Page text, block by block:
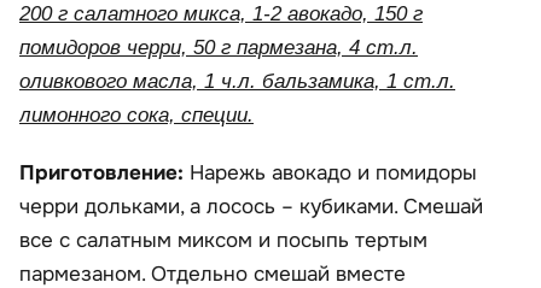
200 г салатного микса, 1-2 авокадо, 150 г
помидоров черри, 50 г пармезана, 4 ст.л.
оливкового масла, 1 ч.л. бальзамика, 1 ст.л.
лимонного сока, специи.
Приготовление: Нарежь авокадо и помидоры
черри дольками, а лосось – кубиками. Смешай
все с салатным миксом и посыпь тертым
пармезаном. Отдельно смешай вместе